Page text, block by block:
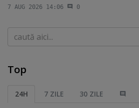
7 AUG 2026 14:06 0
Caută
Top
24H 7 ZILE 30 ZILE